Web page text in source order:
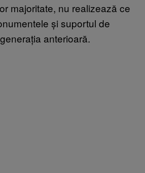
majoritate, nu realizează ce
și suportul de
anterioară.